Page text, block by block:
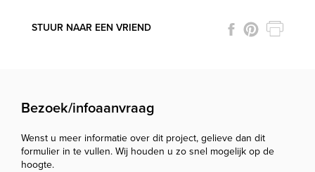
STUUR NAAR EEN VRIEND
Bezoek/infoaanvraag
Wenst u meer informatie over dit project, gelieve dan dit
formulier in te vullen. Wij houden u zo snel mogelijk op de
hoogte.